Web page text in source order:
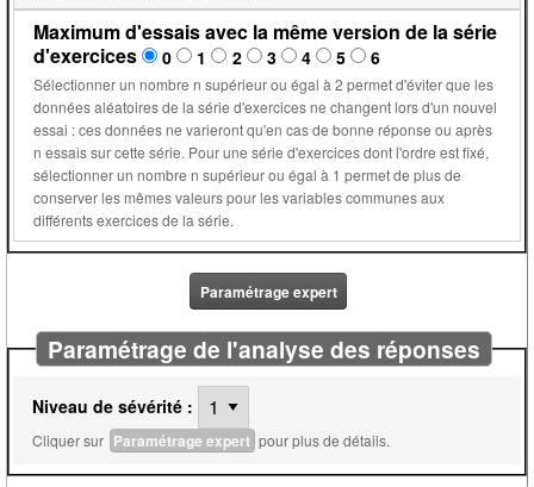
Maximum d'essais avec la même version de la série
d'exercices
0 1 2 3 4 5 6
Sélectionner un nombre n supérieur ou égal à 2 permet d'éviter que les
données aléatoires de la série d'exercices ne changent lors d'un nouvel
essai : ces données ne varieront qu'en cas de bonne réponse ou après
n essais sur cette série. Pour une série d'exercices dont l'ordre est fixé,
sélectionner un nombre n supérieur ou égal à 1 permet de plus de
conserver les mêmes valeurs pour les variables communes aux
différents exercices de la série.
Paramétrage expert
Paramétrage de l'analyse des réponses
Niveau de sévérité :
Cliquer sur Paramétrage expert pour plus de détails.